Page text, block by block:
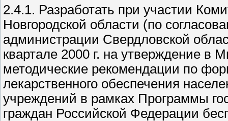
2.4.1. Разработать при участии
Новгородской области (по
администрации Свердловской
квартале 2000 г. на утверждение в
методические рекомендации по
лекарственного обеспечения
учреждений в рамках Программы
граждан Российской Федерации